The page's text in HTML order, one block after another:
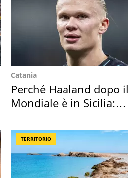
Catania
Perché Haaland dopo il
Mondiale è in Sicilia:
TERRITORIO